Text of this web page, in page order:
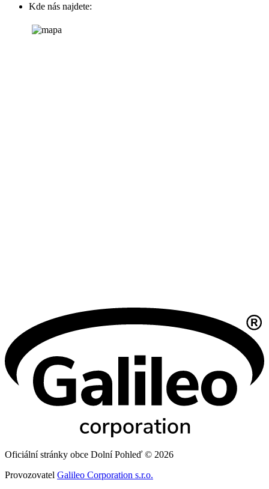
Kde nás najdete:
Oficiální stránky obce Dolní Pohleď © 2026
Provozovatel Galileo Corporation s.r.o.